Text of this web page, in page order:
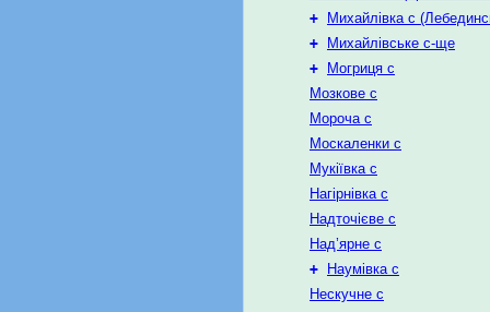
+
Михайлівка с
+
Михайлівське с-ще
+
Могриця с
Мозкове с
Мороча с
Москаленки с
Мукіївка с
Нагірнівка с
Надточієве с
Над’ярне с
+
Наумівка с
Нескучне с